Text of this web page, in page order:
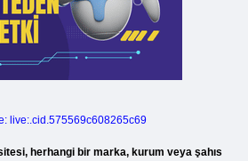
live:.cid.575569c608265c69
herhangi bir marka, kurum veya şahıs